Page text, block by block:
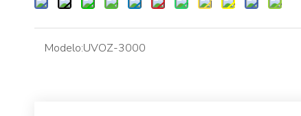
Modelo:UVOZ-3000